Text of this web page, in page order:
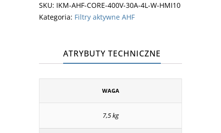
SKU: IKM-AHF-CORE-400V-30A-4L-W-HMI10
Kategoria: Filtry aktywne AHF
ATRYBUTY TECHNICZNE
WAGA
7,5 kg